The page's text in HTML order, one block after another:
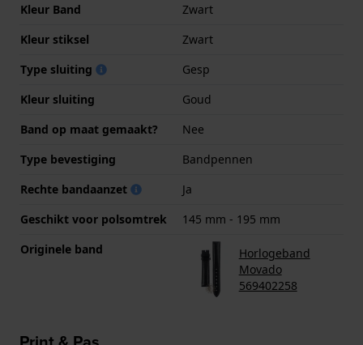
Kleur Band
Zwart
Kleur stiksel
Zwart
Type sluiting
Gesp
Kleur sluiting
Goud
Band op maat gemaakt?
Nee
Type bevestiging
Bandpennen
Rechte bandaanzet
Ja
Geschikt voor polsomtrek
145 mm - 195 mm
Originele band
Horlogeband
Movado
569402258